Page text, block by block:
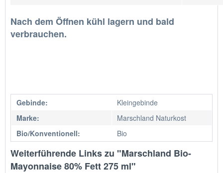
Nach dem Öffnen kühl lagern und bald
verbrauchen.
Gebinde:
Kleingebinde
Marke:
Marschland Naturkost
Bio/Konventionell:
Bio
Weiterführende Links zu "Marschland Bio-
Mayonnaise 80% Fett 275 ml"